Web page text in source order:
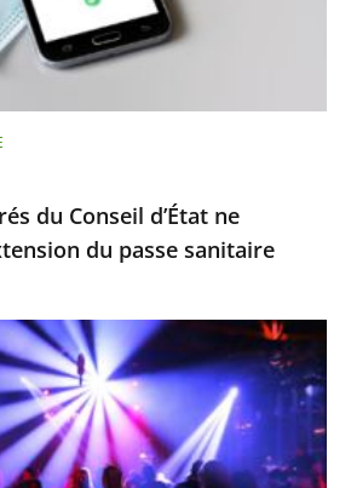
du Conseil d’État ne
du passe sanitaire